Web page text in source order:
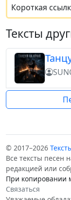
Короткая
Тексты
© 2017–2026
Все тексты песен
редакцией или
При копировании
Связаться